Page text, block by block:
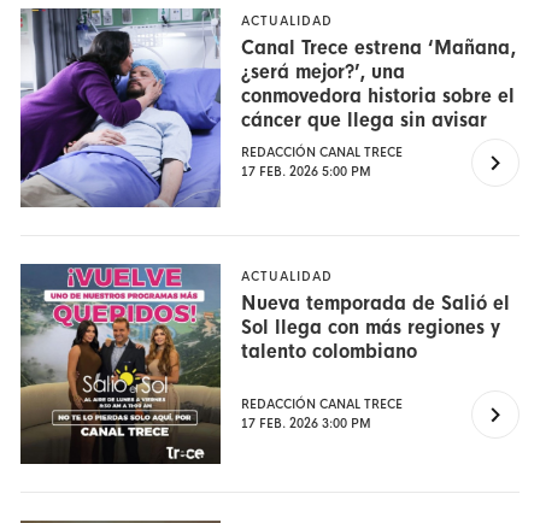
ACTUALIDAD
Canal Trece estrena ‘Mañana,
¿será mejor?’, una
conmovedora historia sobre el
cáncer que llega sin avisar
REDACCIÓN CANAL TRECE
17 FEB. 2026 5:00 PM
ACTUALIDAD
Nueva temporada de Salió el
Sol llega con más regiones y
talento colombiano
REDACCIÓN CANAL TRECE
17 FEB. 2026 3:00 PM